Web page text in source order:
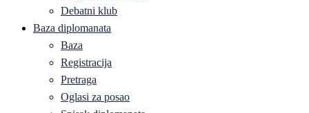
Debatni klub
Baza diplomanata
Baza
Registracija
Pretraga
Oglasi za posao